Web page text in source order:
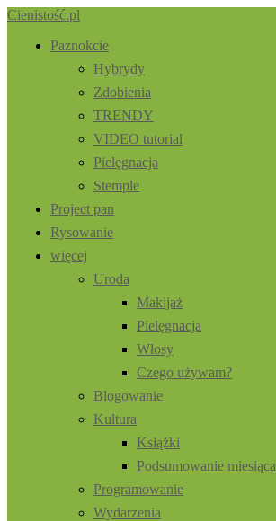
Cienistość.pl
Paznokcie
Hybrydy
Zdobienia
TRENDY
VIDEO tutorial
Pielęgnacja
Stemple
Project pan
Rysowanie
więcej
Uroda
Makijaż
Pielęgnacja
Włosy
Czego używam?
Blogowanie
Kultura
Książki
Podsumowanie miesiąca
Programowanie
Wydarzenia